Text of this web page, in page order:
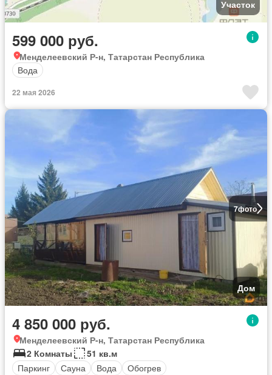
Участок
599 000 руб.
Менделеевский Р-н, Татарстан Республика
Вода
22 мая 2026
7фото
Дом
4 850 000 руб.
Менделеевский Р-н, Татарстан Республика
2 Комнаты
51 кв.м
Паркинг
Сауна Вода
Обогрев